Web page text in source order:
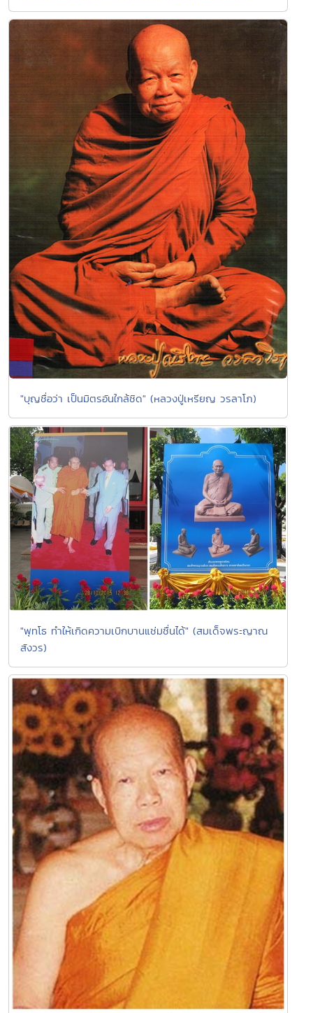
"บุญชื่อว่า เป็นมิตรอันใกล้ชิด" (หลวงปู่เหรียญ วรลาโภ)
"พุทโธ ทำให้เกิดความเบิกบานแช่มชื่นได้" (สมเด็จพระญาณ
สังวร)